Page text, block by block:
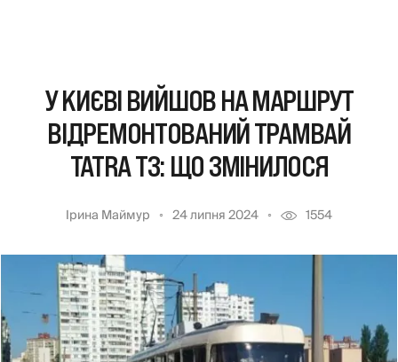
У КИЄВІ ВИЙШОВ НА МАРШРУТ
ВІДРЕМОНТОВАНИЙ ТРАМВАЙ
TATRA T3: ЩО ЗМІНИЛОСЯ
Ірина Маймур 24 липня 2024 1554